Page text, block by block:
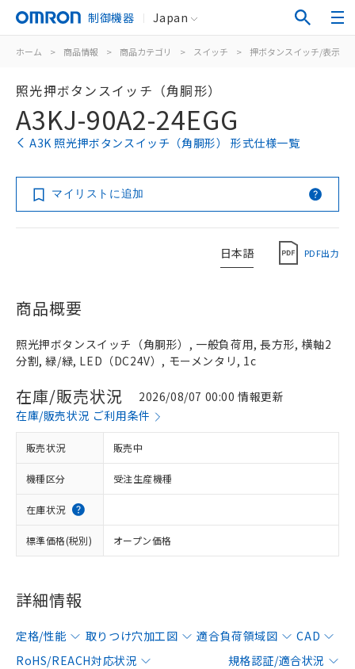
制御機器 Japan
ホーム > 商品情報 > 商品カテゴリ > スイッチ > 押ボタンスイッチ/表示灯
照光押ボタンスイッチ（角胴形）
A3KJ-90A2-24EGG
A3K 照光押ボタンスイッチ（角胴形） 形式仕様一覧
マイリストに追加
日本語 PDF出力
商品概要
照光押ボタンスイッチ（角胴形）, 一般負荷用, 長方形, 横軸2
分割, 緑/緑, LED（DC24V）, モーメンタリ, 1c
在庫/販売状況
2026/08/07 00:00 情報更新
在庫/販売状況 ご利用条件
販売状況 販売中
機種区分 受注生産機種
在庫状況
標準価格(税別) オープン価格
詳細情報
定格/性能 取りつけ穴加工図 適合負荷領域図
CAD
RoHS/REACH対応状況
規格認証/適合状況